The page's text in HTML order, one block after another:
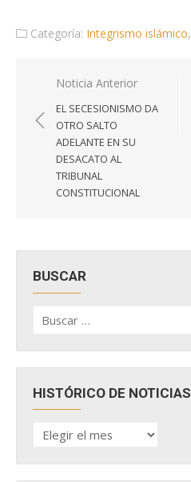
Categoría: Integrismo islámico,
Navegación
entradas
Noticia Anterior
EL SECESIONISMO DA
OTRO SALTO
ADELANTE EN SU
DESACATO AL
TRIBUNAL
CONSTITUCIONAL
BUSCAR
por:
HISTÓRICO DE NOTICIAS
HISTÓRICO
DE